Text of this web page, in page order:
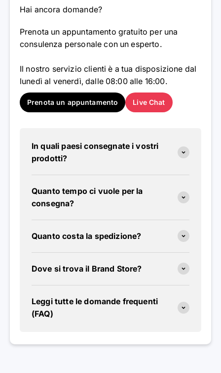
Hai ancora domande?
Prenota un appuntamento gratuito per una
consulenza personale con un esperto.
Il nostro servizio clienti è a tua disposizione dal
lunedì al venerdì, dalle 08:00 alle 16:00.
Prenota un appuntamento Live Chat
In quali paesi consegnate i vostri
prodotti?
Quanto tempo ci vuole per la
consegna?
Quanto costa la spedizione?
Dove si trova il Brand Store?
Leggi tutte le domande frequenti
(FAQ)